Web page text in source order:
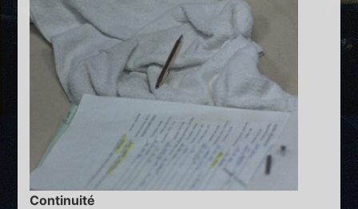
Continuité